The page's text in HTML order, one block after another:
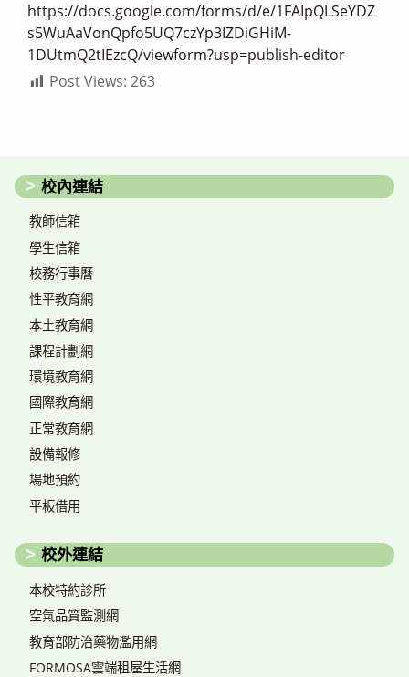
https://docs.google.com/forms/d/e/1FAIpQLSeYDZ
s5WuAaVonQpfo5UQ7czYp3IZDiGHiM-
1DUtmQ2tIEzcQ/viewform?usp=publish-editor
Post Views: 263
校內連結
教師信箱
學生信箱
校務行事曆
性平教育網
本土教育網
課程計劃網
環境教育網
國際教育網
正常教育網
設備報修
場地預約
平板借用
校外連結
本校特約診所
空氣品質監測網
教育部防治藥物濫用網
FORMOSA雲端租屋生活網